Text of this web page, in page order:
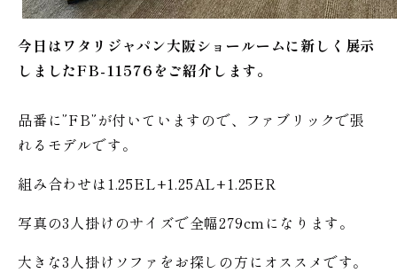
今日はワタリジャパン大阪ショールームに新しく展示
しましたFB-11576をご紹介します。
品番に”FB”が付いていますので、ファブリックで張
れるモデルです。
組み合わせは1.25EL+1.25AL+1.25ER
写真の3人掛けのサイズで全幅279cmになります。
大きな3人掛けソファをお探しの方にオススメです。